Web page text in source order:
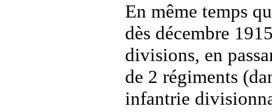
En même temps
dès décembre
divisions, en
de 2 régiments
infantrie